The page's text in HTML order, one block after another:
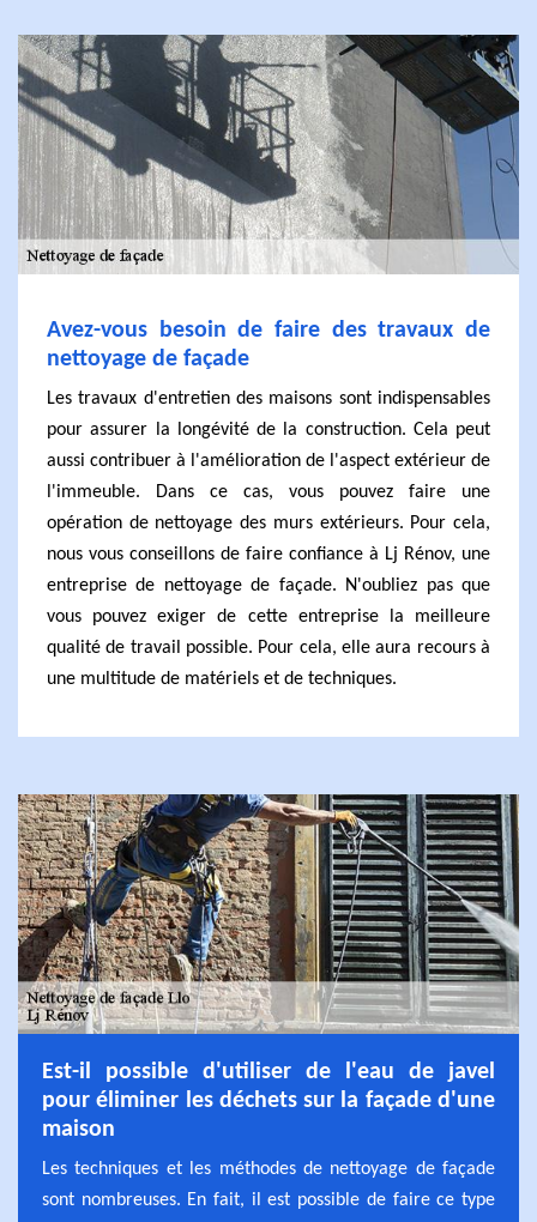
Avez-vous besoin de faire des travaux de
nettoyage de façade
Les travaux d'entretien des maisons sont indispensables
pour assurer la longévité de la construction. Cela peut
aussi contribuer à l'amélioration de l'aspect extérieur de
l'immeuble. Dans ce cas, vous pouvez faire une
opération de nettoyage des murs extérieurs. Pour cela,
nous vous conseillons de faire confiance à Lj Rénov, une
entreprise de nettoyage de façade. N'oubliez pas que
vous pouvez exiger de cette entreprise la meilleure
qualité de travail possible. Pour cela, elle aura recours à
une multitude de matériels et de techniques.
Est-il possible d'utiliser de l'eau de javel
pour éliminer les déchets sur la façade d'une
maison
Les techniques et les méthodes de nettoyage de façade
sont nombreuses. En fait, il est possible de faire ce type